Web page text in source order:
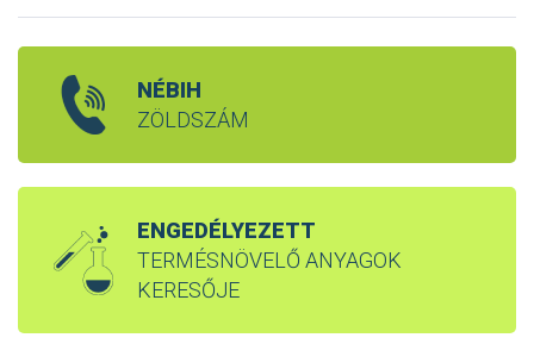
NÉBIH
ZÖLDSZÁM
ENGEDÉLYEZETT
TERMÉSNÖVELŐ ANYAGOK
KERESŐJE